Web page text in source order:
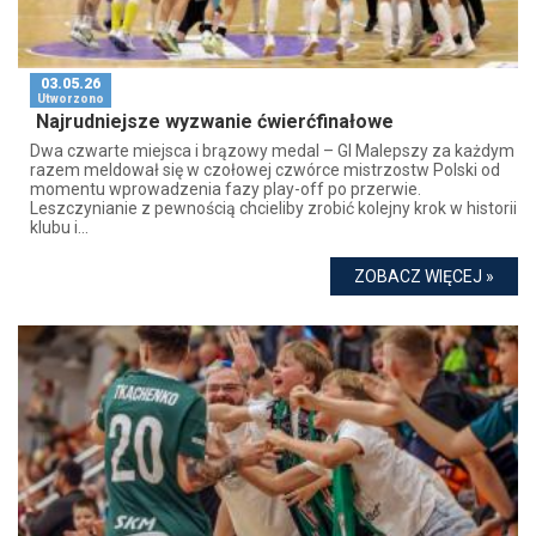
03.05.26
Utworzono
Najrudniejsze wyzwanie ćwierćfinałowe
Dwa czwarte miejsca i brązowy medal – GI Malepszy za każdym
razem meldował się w czołowej czwórce mistrzostw Polski od
momentu wprowadzenia fazy play-off po przerwie.
Leszczynianie z pewnością chcieliby zrobić kolejny krok w historii
klubu i...
ZOBACZ WIĘCEJ »